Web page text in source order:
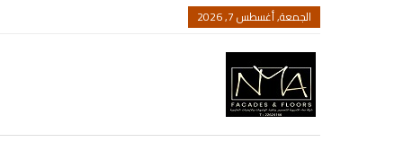
الجمعة, أغسطس 7, 2026